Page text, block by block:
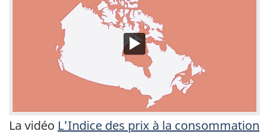
La vidéo L'Indice des prix à la consommation